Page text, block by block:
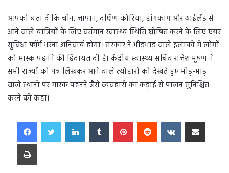
आपको बता दें कि चीन, जापान, दक्षिण कोरिया, हांगकांग और थाईलैंड से
आने वाले यात्रियों के लिए वर्तमान स्वास्थ्य स्थिति घोषित करने के लिए एयर
सुविधा फॉर्म भरना अनिवार्य होगा। सरकार ने भीड़भाड़ वाले इलाकों में लोगों
को मास्क पहनने की हिदायत दी है। केंद्रीय स्वास्थ्य सचिव राजेश भूषण ने
सभी राज्यों को पत्र लिखकर आने वाले त्योहारों को देखते हुए भीड़-भाड़
वाले स्थानों पर मास्क पहनने जैसे व्यवहारों का कड़ाई से पालन सुनिश्चित
करने को कहा।
LinkedInTumblr PinterestReddit VKontakteShare via Email
Print